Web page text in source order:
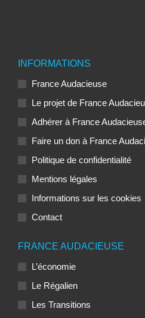
INFORMATIONS
France Audacieuse
Le projet de France
Adhérer à France
Faire un don à France
Politique de confidentialité
Mentions légales
Informations sur les cookies
Contact
FRANCE AUDACIEUSE
L’économie
Le Régalien
Les Transitions